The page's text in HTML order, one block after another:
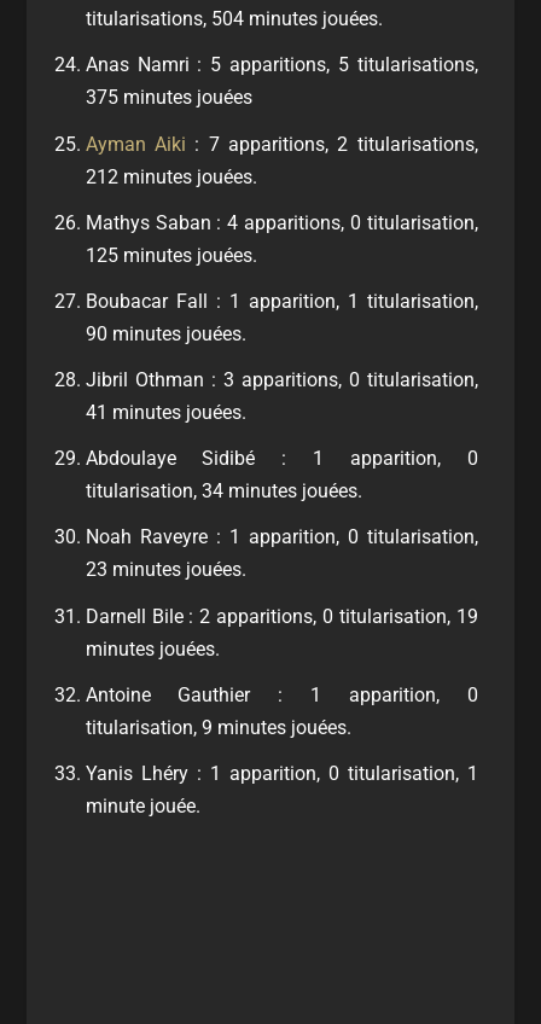
titularisations, 504 minutes jouées.
Anas Namri : 5 apparitions, 5 titularisations,
375 minutes jouées
Ayman Aiki : 7 apparitions, 2 titularisations,
212 minutes jouées.
Mathys Saban : 4 apparitions, 0 titularisation,
125 minutes jouées.
Boubacar Fall : 1 apparition, 1 titularisation,
90 minutes jouées.
Jibril Othman : 3 apparitions, 0 titularisation,
41 minutes jouées.
Abdoulaye Sidibé : 1 apparition, 0
titularisation, 34 minutes jouées.
Noah Raveyre : 1 apparition, 0 titularisation,
23 minutes jouées.
Darnell Bile : 2 apparitions, 0 titularisation, 19
minutes jouées.
Antoine Gauthier : 1 apparition, 0
titularisation, 9 minutes jouées.
Yanis Lhéry : 1 apparition, 0 titularisation, 1
minute jouée.